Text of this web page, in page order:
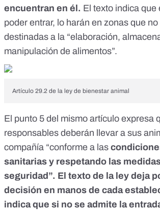
encuentran en él. El texto indica que
poder entrar, lo harán en zonas que no
destinadas a la “elaboración,
manipulación de alimentos”.
Artículo 29.2 de la ley de bienestar animal
El punto 5 del mismo artículo expresa
responsables deberán llevar a sus
compañía “conforme a las
sanitarias y respetando las
seguridad”. El texto de la ley deja
decisión en manos de cada
indica que si no se admite la